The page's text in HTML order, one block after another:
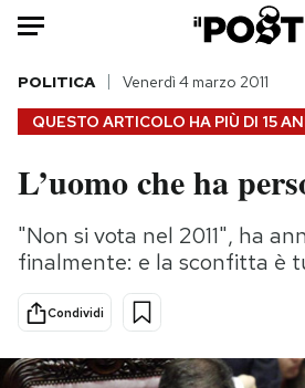
Auto
HOME
Italia
Politica
Internet
Cultura
QUESTO ARTICOLO HA PIÙ DI 15
POLITICA Venerdì 4 marzo 2011
L’uomo che ha
"Non si vota nel 2011", ha
finalmente: e la sconfitta è
Condividi